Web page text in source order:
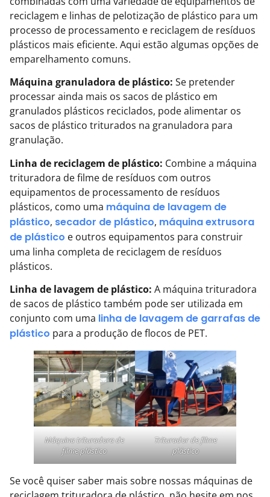
reciclagem e linhas de pelotização de plástico para um
processo de processamento e reciclagem de resíduos
plásticos mais eficiente. Aqui estão algumas opções de
emparelhamento comuns.
Máquina granuladora de plástico: Se pretender
processar ainda mais os sacos de plástico em
granulados plásticos reciclados, pode alimentar os
sacos de plástico triturados na granuladora para
granulação.
Linha de reciclagem de plástico: Combine a máquina
trituradora de filme de resíduos com outros
equipamentos de processamento de resíduos
plásticos, como uma máquina de lavagem de
plástico, secador de plástico, máquina extrusora
de plástico e outros equipamentos para construir
uma linha completa de reciclagem de resíduos
plásticos.
Linha de lavagem de plástico: A máquina trituradora
de sacos de plástico também pode ser utilizada em
conjunto com uma linha de lavagem de garrafas de
plástico para a produção de flocos de PET.
Máquina trituradora de
filme plástico
Triturador de filme
plástico
Se você quiser saber mais sobre nossas máquinas de